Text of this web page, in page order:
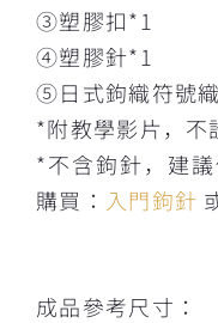
③塑膠扣*1
④塑膠針*1
⑤日式鉤織符號
*附教學影片，不
*不含鉤針，建
購買： 入門鉤針
成品參考尺寸：